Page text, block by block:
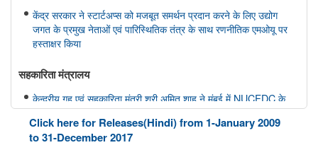
केंद्र सरकार ने स्टार्टअप्स को मजबूत समर्थन प्रदान करने के लिए उद्योग
जगत के प्रमुख नेताओं एवं पारिस्थितिक तंत्र के साथ रणनीतिक एमओयू पर
हस्ताक्षर किया
सहकारिता मंत्रालय
केन्द्रीय गृह एवं सहकारिता मंत्री श्री अमित शाह ने मुंबई में NUCFDC के
नवीन परिसर का उद्द्घाटन किया और ‘सहकार नव-क्रांति’ कार्यक्रम को
संबोधित किया।
Click here for Releases(Hindi) from 1-January 2009
to 31-December 2017